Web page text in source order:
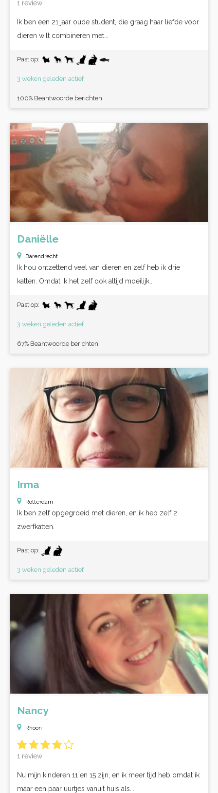
1 review
Ik ben een 21 jaar oude student, die graag haar liefde voor
dieren wilt combineren met...
Past op:
3 weken geleden actief
100% Beantwoorde berichten
Daniëlle
Barendrecht
Ik hou ontzettend veel van dieren en zelf heb ik drie
katten. Omdat ik het zelf ook altijd moeilijk...
Past op:
3 weken geleden actief
67% Beantwoorde berichten
Irma
Rotterdam
Ik ben zelf opgegroeid met dieren, en ik heb zelf 2
zwerfkatten.
Past op:
3 weken geleden actief
Nancy
Rhoon
1 review
Nu mijn kinderen 11 en 15 zijn, en ik meer tijd heb omdat ik
maar een paar uurtjes vanuit huis als...